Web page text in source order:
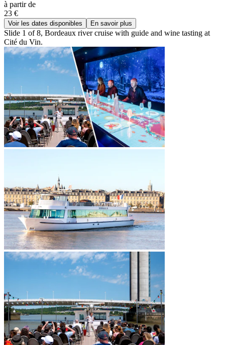
à partir de
23 €
Voir les dates disponibles En savoir plus
Slide 1 of 8, Bordeaux river cruise with guide and wine tasting at
Cité du Vin.